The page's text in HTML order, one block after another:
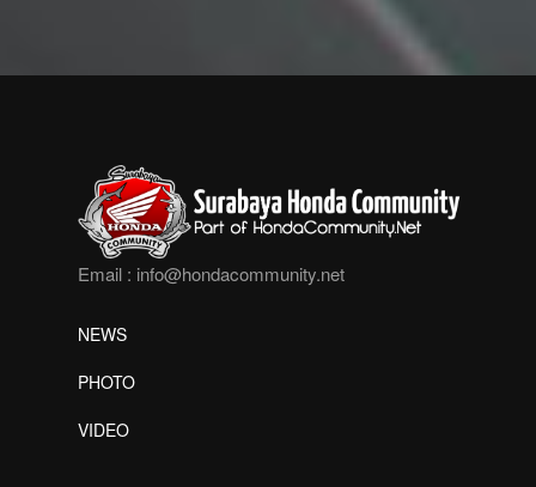
Email : info@hondacommunity.net
NEWS
PHOTO
VIDEO